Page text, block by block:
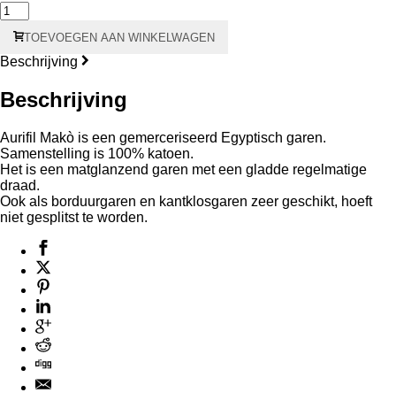
5021
Aurifil
Makò
#40
-
kern
aantal
TOEVOEGEN AAN WINKELWAGEN
Beschrijving
Beschrijving
Aurifil Makò is een gemerceriseerd Egyptisch garen.
Samenstelling is 100% katoen.
Het is een matglanzend garen met een gladde regelmatige
draad.
Ook als borduurgaren en kantklosgaren zeer geschikt, hoeft
niet gesplitst te worden.